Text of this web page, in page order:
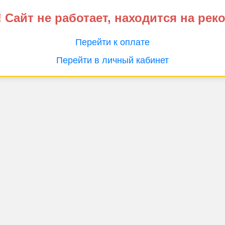
не работает, находится на
Перейти к оплате
Перейти в личный кабинет